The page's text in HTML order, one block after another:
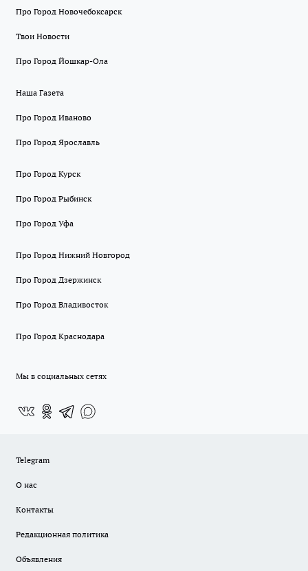
Про Город Новочебоксарск
Твои Новости
Про Город Йошкар-Ола
Наша Газета
Про Город Иваново
Про Город Ярославль
Про Город Курск
Про Город Рыбинск
Про Город Уфа
Про Город Нижний Новгород
Про Город Дзержинск
Про Город Владивосток
Про Город Краснодара
Мы в социальных сетях
Telegram
О нас
Контакты
Редакционная политика
Объявления